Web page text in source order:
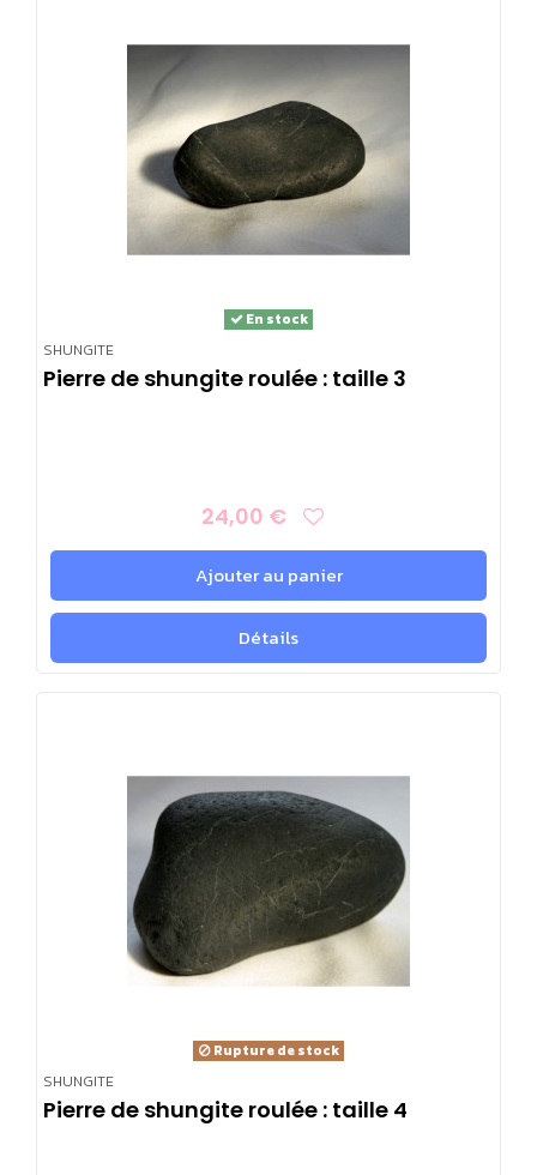
SHUNGITE
En stock
Pierre de shungite roulée : taille 3
24,00 €
Ajouter au panier
Détails
SHUNGITE
Rupture de stock
Pierre de shungite roulée : taille 4